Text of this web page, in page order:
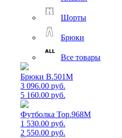
Шорты
Брюки
Все товары
Брюки B.501M
3 096.00 руб.
5 160.00 руб.
Футболка Top.968M
1 530.00 руб.
2 550.00 руб.